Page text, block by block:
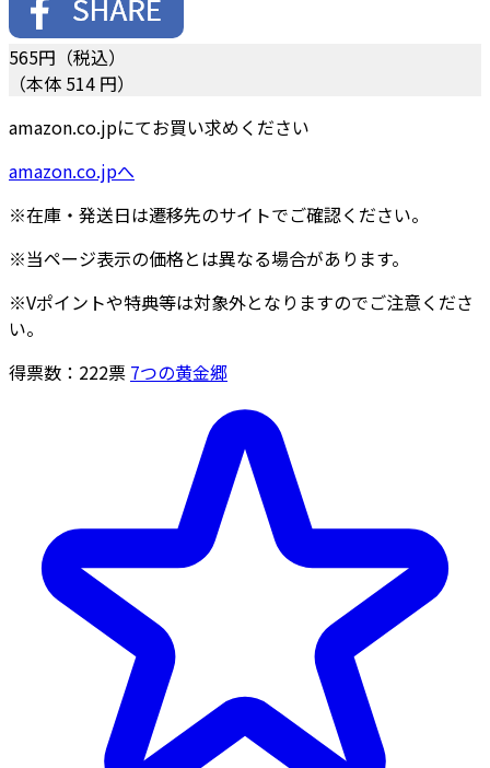
565円（税込）
（本体 514 円）
amazon.co.jpにてお買い求めください
amazon.co.jpへ
※在庫・発送日は遷移先のサイトでご確認ください。
※当ページ表示の価格とは異なる場合があります。
※Vポイントや特典等は対象外となりますのでご注意くださ
い。
得票数： 222票 7つの黄金郷